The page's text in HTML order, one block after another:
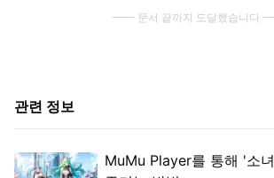
문서 끝까지 도달했습니다
관련 정보
MuMu Player를 통해 '소